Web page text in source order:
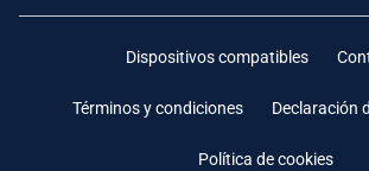
Dispositivos compatibles
Términos y condiciones Declaración
Política de cookies